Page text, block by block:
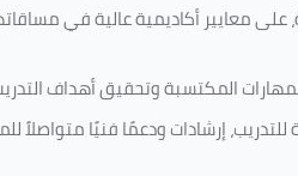
على معايير أكاديمية عالية في
المكتسبة وتحقيق أهداف
إرشادات ودعمًا فنيًا متواصلاً